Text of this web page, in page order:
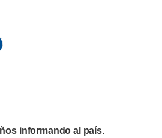
informando al país.